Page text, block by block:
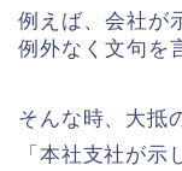
例えば、会社が
例外なく文句を
そんな時、大抵
「本社支社が